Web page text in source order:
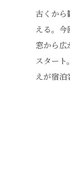
古くから
える。
窓から
スタート
えが宿泊